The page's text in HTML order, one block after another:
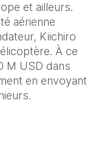
et ailleurs.
aérienne
Kiichiro
À ce
M USD dans
en envoyant